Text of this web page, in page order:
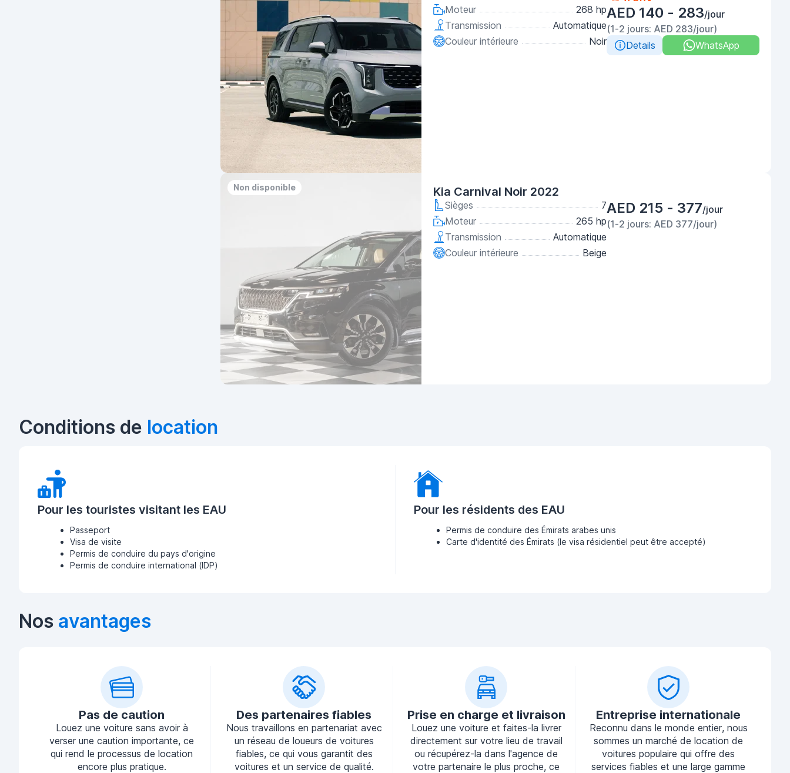
Moteur
268 hp
Transmission
Automatique
Couleur intérieure
Noir
AED 140 - 283/jour
(1-2 jours: AED 283/jour)
Details
WhatsApp
Non disponible Kia Carnival Noir 2022
Sièges
7
Moteur
265 hp
Transmission
Automatique
Couleur intérieure
Beige
AED 215 - 377/jour
(1-2 jours: AED 377/jour)
Conditions de location
Pour les touristes visitant les EAU
Passeport
Visa de visite
Permis de conduire du pays d'origine
Permis de conduire international (IDP)
Pour les résidents des EAU
Permis de conduire des Émirats arabes unis
Carte d'identité des Émirats (le visa résidentiel peut être accepté)
Nos avantages
Pas de caution
Louez une voiture sans avoir à
verser une caution importante, ce
qui rend le processus de location
encore plus pratique.
Des partenaires fiables
Nous travaillons en partenariat avec
un réseau de loueurs de voitures
fiables, ce qui vous garantit des
voitures et un service de qualité.
Prise en charge et livraison
Louez une voiture et faites-la livrer
directement sur votre lieu de travail
ou récupérez-la dans l'agence de
votre partenaire le plus proche, ce
Entreprise internationale
Reconnu dans le monde entier, nous
sommes un marché de location de
voitures populaire qui offre des
services fiables et une large gamme